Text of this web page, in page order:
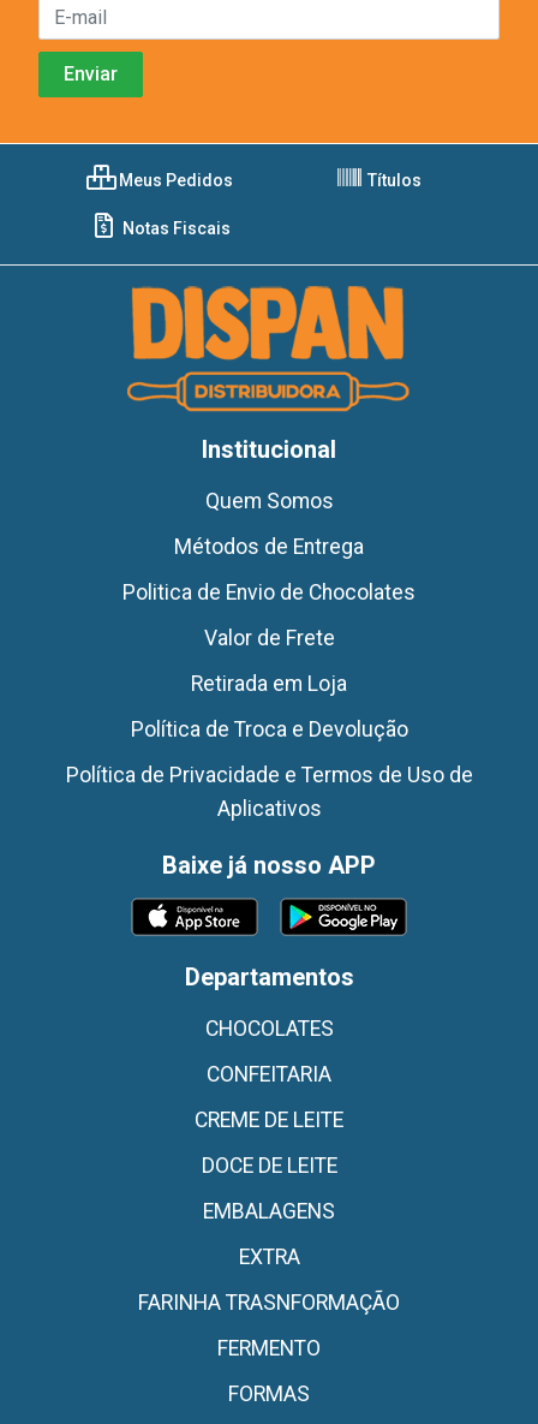
Meus Pedidos Títulos
Notas Fiscais
Institucional
Quem Somos
Métodos de Entrega
Politica de Envio de Chocolates
Valor de Frete
Retirada em Loja
Política de Troca e Devolução
Política de Privacidade e Termos de Uso de
Aplicativos
Baixe já nosso APP
Departamentos
CHOCOLATES
CONFEITARIA
CREME DE LEITE
DOCE DE LEITE
EMBALAGENS
EXTRA
FARINHA TRASNFORMAÇÃO
FERMENTO
FORMAS